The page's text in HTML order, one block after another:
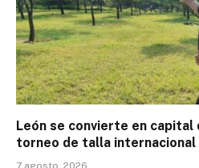
León se convierte en
torneo de talla internacional
7 agosto, 2026